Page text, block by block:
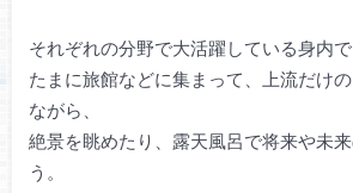
それぞれの分野で大活躍している身内で
たまに旅館などに集まって、上流だけ
ながら、
絶景を眺めたり、露天風呂で将来や未
う。